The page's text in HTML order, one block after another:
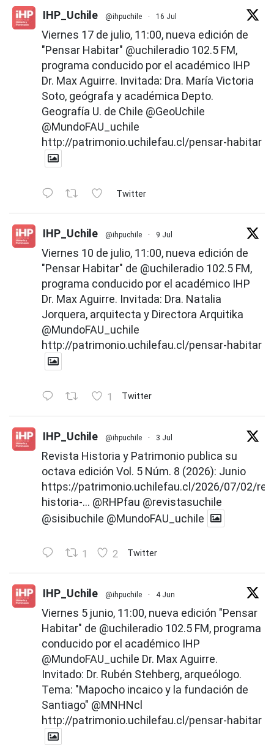
IHP_Uchile @ihpuchile · 16 Jul
Viernes 17 de julio, 11:00, nueva edición de
"Pensar Habitar" @uchileradio 102.5 FM,
programa conducido por el académico IHP
Dr. Max Aguirre. Invitada: Dra. María Victoria
Soto, geógrafa y académica Depto.
Geografía U. de Chile @GeoUchile
@MundoFAU_uchile
http://patrimonio.uchilefau.cl/pensar-habitar
Twitter
IHP_Uchile @ihpuchile · 9 Jul
Viernes 10 de julio, 11:00, nueva edición de
"Pensar Habitar" de @uchileradio 102.5 FM,
programa conducido por el académico IHP
Dr. Max Aguirre. Invitada: Dra. Natalia
Jorquera, arquitecta y Directora Arquitika
@MundoFAU_uchile
http://patrimonio.uchilefau.cl/pensar-habitar
1 Twitter
IHP_Uchile @ihpuchile · 3 Jul
Revista Historia y Patrimonio publica su
octava edición Vol. 5 Núm. 8 (2026): Junio
https://patrimonio.uchilefau.cl/2026/07/02/
historia-... @RHPfau @revistasuchile
@sisibuchile @MundoFAU_uchile
1 2 Twitter
IHP_Uchile @ihpuchile · 4 Jun
Viernes 5 junio, 11:00, nueva edición "Pensar
Habitar" de @uchileradio 102.5 FM, programa
conducido por el académico IHP
@MundoFAU_uchile Dr. Max Aguirre.
Invitado: Dr. Rubén Stehberg, arqueólogo.
Tema: "Mapocho incaico y la fundación de
Santiago" @MNHNcl
http://patrimonio.uchilefau.cl/pensar-habitar